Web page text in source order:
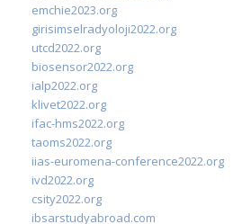
emchie2023.org
girisimselradyoloji2022.org
utcd2022.org
biosensor2022.org
ialp2022.org
klivet2022.org
ifac-hms2022.org
taoms2022.org
iias-euromena-conference2022.org
ivd2022.org
csity2022.org
ibsarstudyabroad.com